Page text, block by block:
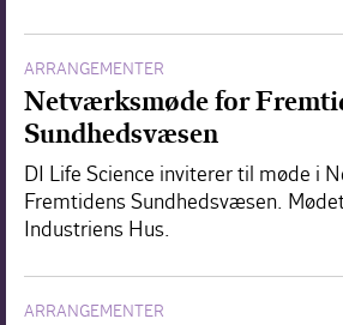
ARRANGEMENTER
Netværksmøde for
Sundhedsvæsen
DI Life Science inviterer til møde i
Fremtidens Sundhedsvæsen.
Industriens Hus.
ARRANGEMENTER